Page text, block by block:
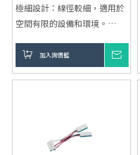
極細設計：線徑較細，適用於
空間有限的設備和環境。
設計，有效減少干擾，保證傳
輸質量。
加入詢價籃